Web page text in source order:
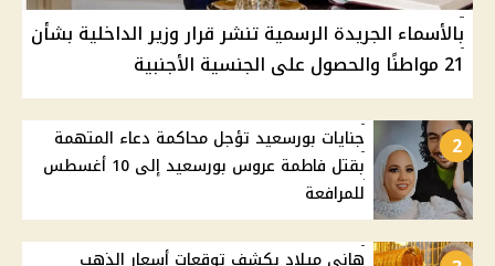
بالأسماء الجريدة الرسمية تنشر قرار وزير الداخلية بشأن
21 مواطنًا والحصول على الجنسية الأجنبية
2
جنايات بورسعيد تؤجل محاكمة دعاء المتهمة
بقتل فاطمة عروس بورسعيد إلى 10 أغسطس
للمرافعة